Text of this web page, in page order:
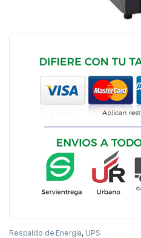
Respaldo de Energía, UPS